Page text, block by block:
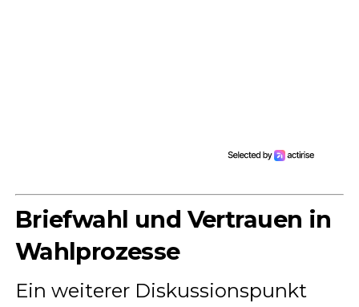
Briefwahl und Vertrauen in
Wahlprozesse
Ein weiterer Diskussionspunkt